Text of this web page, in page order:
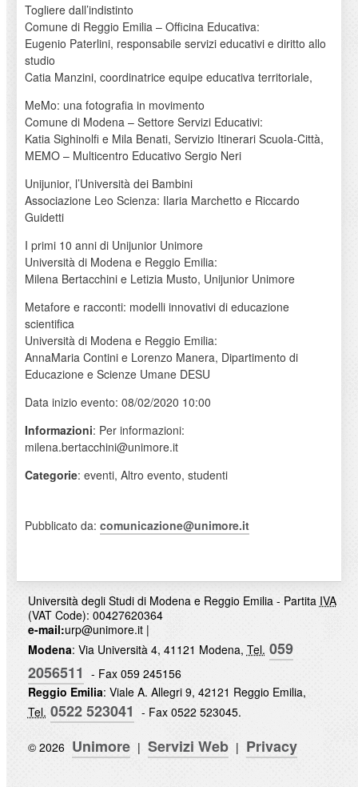
Togliere dall’indistinto
Comune di Reggio Emilia – Officina Educativa:
Eugenio Paterlini, responsabile servizi educativi e diritto allo
studio
Catia Manzini, coordinatrice equipe educativa territoriale,
MeMo: una fotografia in movimento
Comune di Modena – Settore Servizi Educativi:
Katia Sighinolfi e Mila Benati, Servizio Itinerari Scuola-Città,
MEMO – Multicentro Educativo Sergio Neri
Unijunior, l’Università dei Bambini
Associazione Leo Scienza: Ilaria Marchetto e Riccardo
Guidetti
I primi 10 anni di Unijunior Unimore
Università di Modena e Reggio Emilia:
Milena Bertacchini e Letizia Musto, Unijunior Unimore
Metafore e racconti: modelli innovativi di educazione
scientifica
Università di Modena e Reggio Emilia:
AnnaMaria Contini e Lorenzo Manera, Dipartimento di
Educazione e Scienze Umane DESU
Data inizio evento: 08/02/2020 10:00
Informazioni: Per informazioni:
milena.bertacchini@unimore.it
Categorie: eventi, Altro evento, studenti
Pubblicato da: comunicazione@unimore.it
Università degli Studi di Modena e Reggio Emilia - Partita IVA
(VAT Code): 00427620364
e-mail:urp@unimore.it|
Modena: Via Università 4, 41121 Modena, Tel. 059
2056511 - Fax 059 245156
Reggio Emilia: Viale A. Allegri 9, 42121 Reggio Emilia,
Tel. 0522 523041 - Fax 0522 523045.
© 2026 Unimore | Servizi Web | Privacy